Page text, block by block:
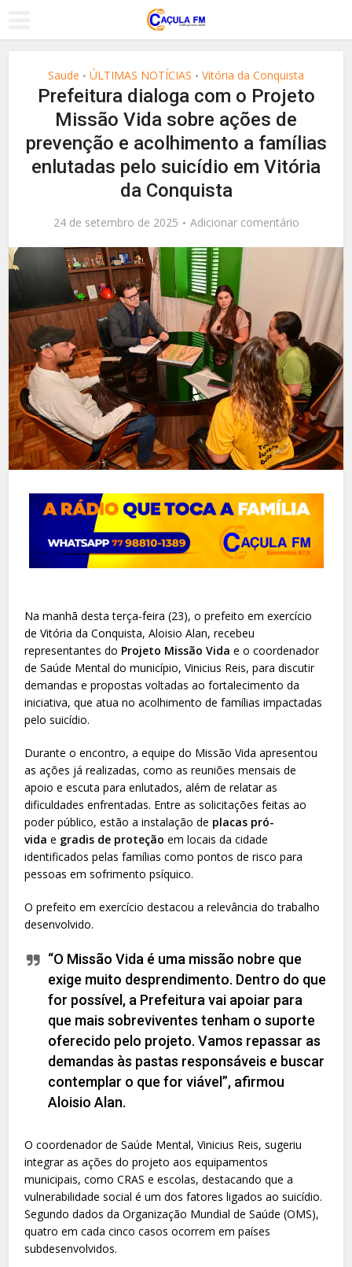
Saude • ÚLTIMAS NOTÍCIAS • Vitória da Conquista
Prefeitura dialoga com o Projeto
Missão Vida sobre ações de
prevenção e acolhimento a famílias
enlutadas pelo suicídio em Vitória
da Conquista
24 de setembro de 2025 Adicionar comentário
Na manhã desta terça-feira (23), o prefeito em exercício
de Vitória da Conquista, Aloisio Alan, recebeu
representantes do Projeto Missão Vida e o coordenador
de Saúde Mental do município, Vinicius Reis, para discutir
demandas e propostas voltadas ao fortalecimento da
iniciativa, que atua no acolhimento de famílias impactadas
pelo suicídio.
Durante o encontro, a equipe do Missão Vida apresentou
as ações já realizadas, como as reuniões mensais de
apoio e escuta para enlutados, além de relatar as
dificuldades enfrentadas. Entre as solicitações feitas ao
poder público, estão a instalação de placas pró-
vida e gradis de proteção em locais da cidade
identificados pelas famílias como pontos de risco para
pessoas em sofrimento psíquico.
O prefeito em exercício destacou a relevância do trabalho
desenvolvido.
“O Missão Vida é uma missão nobre que
exige muito desprendimento. Dentro do que
for possível, a Prefeitura vai apoiar para
que mais sobreviventes tenham o suporte
oferecido pelo projeto. Vamos repassar as
demandas às pastas responsáveis e buscar
contemplar o que for viável”, afirmou
Aloisio Alan.
O coordenador de Saúde Mental, Vinicius Reis, sugeriu
integrar as ações do projeto aos equipamentos
municipais, como CRAS e escolas, destacando que a
vulnerabilidade social é um dos fatores ligados ao suicídio.
Segundo dados da Organização Mundial de Saúde (OMS),
quatro em cada cinco casos ocorrem em países
subdesenvolvidos.